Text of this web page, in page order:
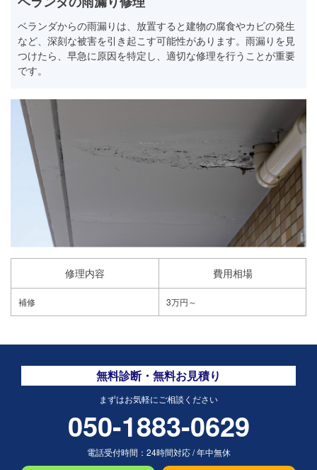
ベランダからの雨漏りは、放置すると建物の腐食やカビの発生
など、深刻な被害を引き起こす可能性があります。雨漏りを見
つけたら、早急に原因を特定し、適切な修理を行うことが重要
です。
修理内容 費用相場
補修 3万円～
無料診断・無料お見積り
まずはお気軽にご相談ください
050-1883-0629
電話受付時間： 24時間対応/年中無休